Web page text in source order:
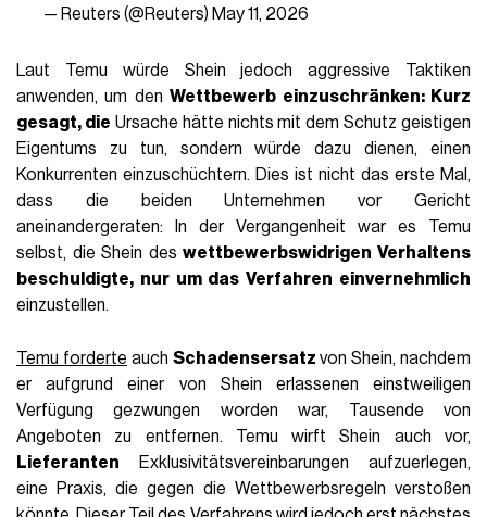
— Reuters (@Reuters) May 11, 2026
Laut Temu würde Shein jedoch aggressive Taktiken
anwenden, um denWettbewerb einzuschränken: Kurz
gesagt, die Ursache hätte nichts mit dem Schutz geistigen
Eigentums zu tun, sondern würde dazu dienen, einen
Konkurrenten einzuschüchtern. Dies ist nicht das erste Mal,
dass die beiden Unternehmen vor Gericht
aneinandergeraten: In der Vergangenheit war es Temu
selbst, die Shein deswettbewerbswidrigen Verhaltens
beschuldigte, nur um das Verfahren einvernehmlich
einzustellen.
Temu forderte auch Schadensersatz von Shein, nachdem
er aufgrund einer von Shein erlassenen einstweiligen
Verfügung gezwungen worden war, Tausende von
Angeboten zu entfernen. Temu wirft Shein auch vor,
Lieferanten Exklusivitätsvereinbarungen aufzuerlegen,
eine Praxis, die gegen die Wettbewerbsregeln verstoßen